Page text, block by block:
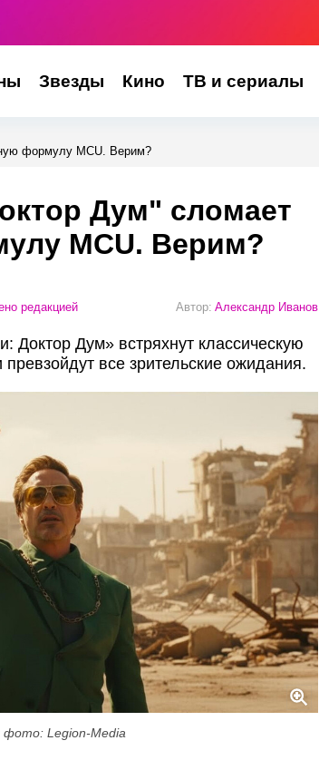
Звезды Кино ТВ и сериалы
формулу MCU. Верим?
Дум" сломает
MCU. Верим?
редакцией Автор: Александр Иванов
Доктор Дум» встряхнут классическую
все зрительские ожидания.
фото: Legion-Media